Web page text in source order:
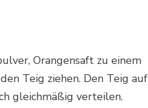
Orangensaft zu einem
Teig ziehen. Den Teig auf
gleichmäßig verteilen.